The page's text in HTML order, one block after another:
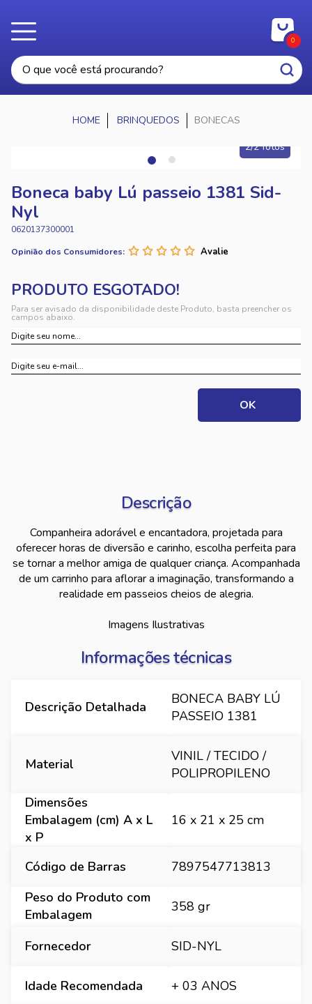
0
BRINQUEDOS
BONECAS
2/2 fotos
Boneca baby Lú passeio 1381 Sid-
Nyl
0620137300001
Opinião dos Consumidores:
Para ser avisado da disponibilidade deste Produto, basta preencher os
campos abaixo.
Descrição
Companheira adorável e encantadora, projetada para
oferecer horas de diversão e carinho, escolha perfeita para
se tornar a melhor amiga de qualquer criança. Acompanhada
de um carrinho para aflorar a imaginação, transformando a
realidade em passeios cheios de alegria.
Imagens Ilustrativas
Informações técnicas
Descrição Detalhada
BONECA BABY LÚ
PASSEIO 1381
Material
VINIL / TECIDO /
POLIPROPILENO
Dimensões
Embalagem (cm) A x L
x P
16 x 21 x 25 cm
Código de Barras
7897547713813
Peso do Produto com
Embalagem
358 gr
Fornecedor SID-NYL
Idade Recomendada
+ 03 ANOS